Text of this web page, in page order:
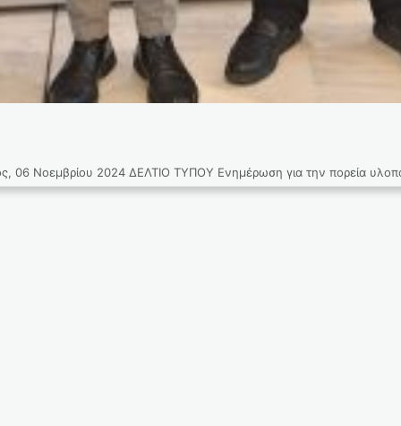
2024 ΔΕΛΤΙΟ ΤΥΠΟΥ Ενημέρωση για την πορεία